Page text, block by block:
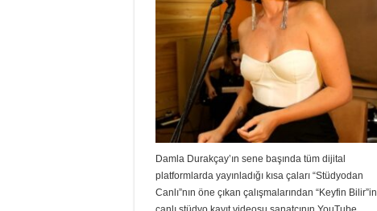
Damla Durakçay’ın sene başında tüm dijital
platformlarda yayınladığı kısa çaları “Stüdyodan
Canlı”nın öne çıkan çalışmalarından “Keyfin Bilir”in